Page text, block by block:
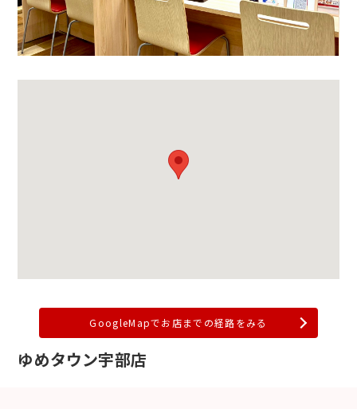
GoogleMapでお店までの経路をみる
ゆめタウン宇部店